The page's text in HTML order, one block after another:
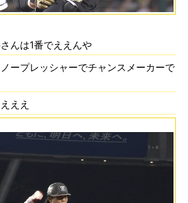
んは1番でええんや
ープレッシャーでチャンスメーカーで
ええ